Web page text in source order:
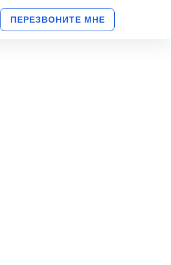
ПЕРЕЗВОНИТЕ МНЕ